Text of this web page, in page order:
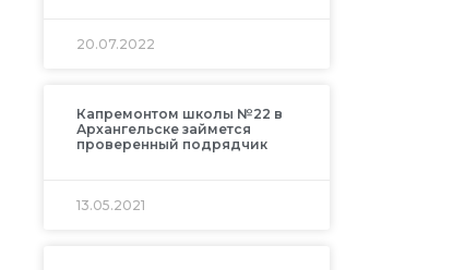
20.07.2022
Капремонтом школы №22 в
Архангельске займется
проверенный подрядчик
13.05.2021